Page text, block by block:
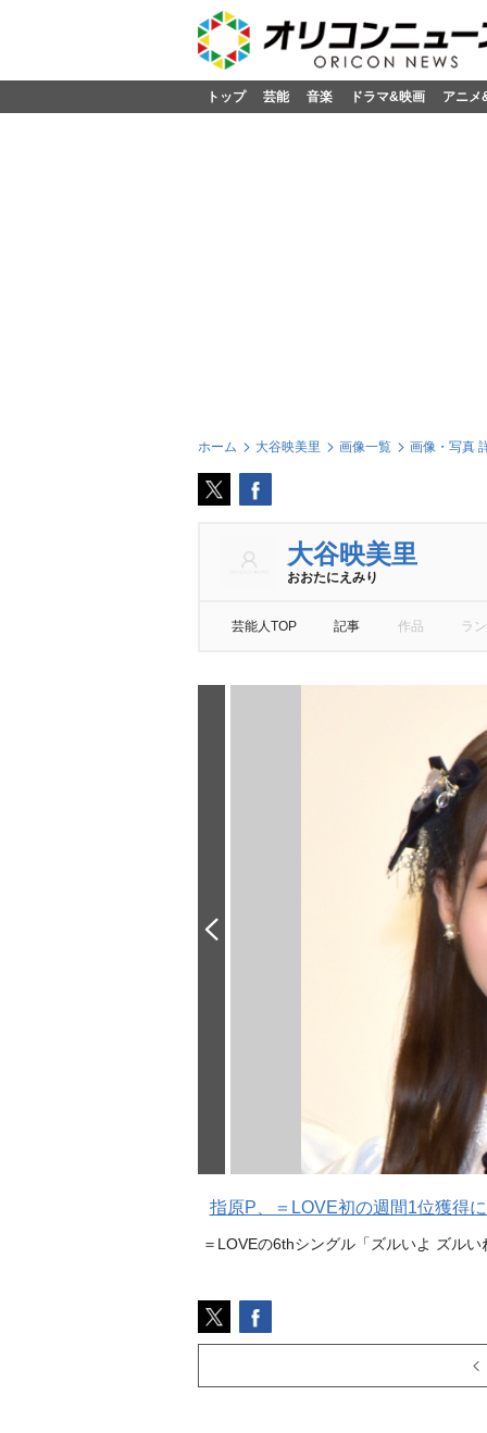
トップ 芸能 音楽 ドラマ&映画 アニメ
ホーム 大谷映美里 画像一覧 画像・写真
大谷映美里
おおたにえみり
芸能人TOP 記事 作品 ラ
指原P、＝LOVE初の週間1位獲得
＝LOVEの6thシングル「ズルいよ ズル